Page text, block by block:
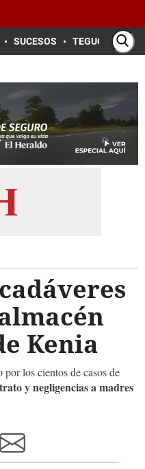
SUCESOS TEGUCIGALPA
Kenia
los cientos de casos de
y negligencias a madres